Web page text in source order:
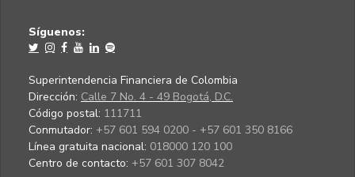
Síguenos:
Superintendencia Financiera de Colombia
Dirección: Calle 7 No. 4 - 49 Bogotá, D.C.
Código postal: 111711
Conmutador: +57 601 594 0200 - +57 601 350 8166
Línea gratuita nacional: 018000 120 100
Centro de contacto: +57 601 307 8042